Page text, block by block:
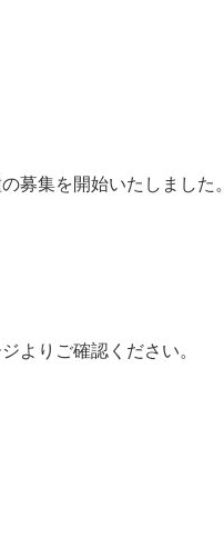
募集を開始いたしました。
よりご確認ください。